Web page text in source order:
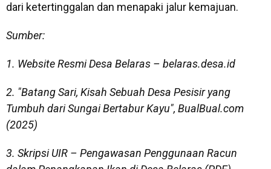
dari ketertinggalan dan menapaki jalur kemajuan.
Sumber:
1. Website Resmi Desa Belaras – belaras.desa.id
2. "Batang Sari, Kisah Sebuah Desa Pesisir yang
Tumbuh dari Sungai Bertabur Kayu", BualBual.com
(2025)
3. Skripsi UIR – Pengawasan Penggunaan Racun